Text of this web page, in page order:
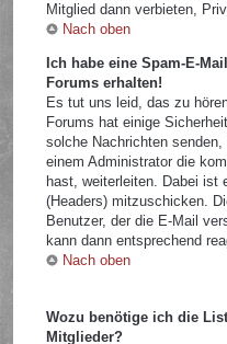
Mitglied dann verbieten,
Nach oben
Ich habe eine Spam-E-
Forums erhalten!
Es tut uns leid, das zu
Forums hat einige
solche Nachrichten
einem Administrator die
hast, weiterleiten. Dabei ist
(Headers) mitzuschicken.
Benutzer, der die E-Mail
kann dann entsprechend
Nach oben
Wozu benötige ich die
Mitglieder?